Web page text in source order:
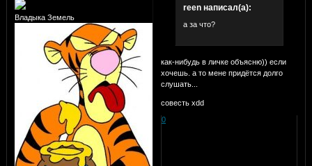
Владыка Земель
reen написал(а):
а за что?
как-нибудь в личке объясню)) если
хочешь. а то мене придётся долго
слушать...
совесть xdd
0